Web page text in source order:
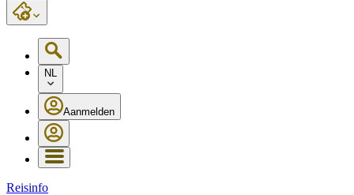
NL
Aanmelden
Reisinfo